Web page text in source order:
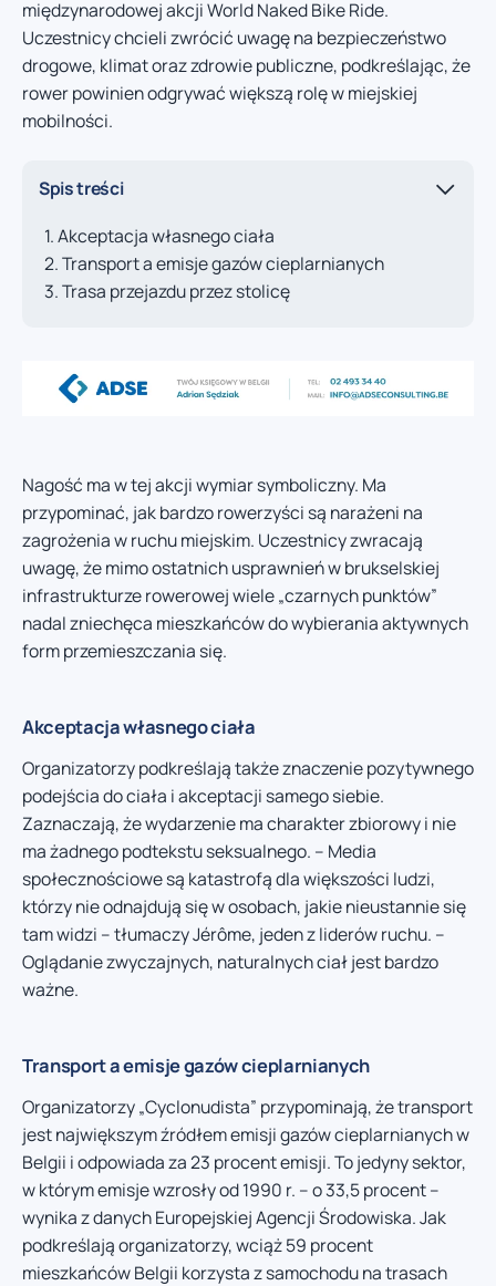
międzynarodowej akcji World Naked Bike Ride.
Uczestnicy chcieli zwrócić uwagę na bezpieczeństwo
drogowe, klimat oraz zdrowie publiczne, podkreślając, że
rower powinien odgrywać większą rolę w miejskiej
mobilności.
Spis treści
Akceptacja własnego ciała
Transport a emisje gazów cieplarnianych
Trasa przejazdu przez stolicę
Nagość ma w tej akcji wymiar symboliczny. Ma
przypominać, jak bardzo rowerzyści są narażeni na
zagrożenia w ruchu miejskim. Uczestnicy zwracają
uwagę, że mimo ostatnich usprawnień w brukselskiej
infrastrukturze rowerowej wiele „czarnych punktów”
nadal zniechęca mieszkańców do wybierania aktywnych
form przemieszczania się.
Akceptacja własnego ciała
Organizatorzy podkreślają także znaczenie pozytywnego
podejścia do ciała i akceptacji samego siebie.
Zaznaczają, że wydarzenie ma charakter zbiorowy i nie
ma żadnego podtekstu seksualnego. – Media
społecznościowe są katastrofą dla większości ludzi,
którzy nie odnajdują się w osobach, jakie nieustannie się
tam widzi – tłumaczy Jérôme, jeden z liderów ruchu. –
Oglądanie zwyczajnych, naturalnych ciał jest bardzo
ważne.
Transport a emisje gazów cieplarnianych
Organizatorzy „Cyclonudista” przypominają, że transport
jest największym źródłem emisji gazów cieplarnianych w
Belgii i odpowiada za 23 procent emisji. To jedyny sektor,
w którym emisje wzrosły od 1990 r. – o 33,5 procent –
wynika z danych Europejskiej Agencji Środowiska. Jak
podkreślają organizatorzy, wciąż 59 procent
mieszkańców Belgii korzysta z samochodu na trasach